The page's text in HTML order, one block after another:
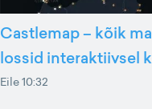
Castlemap – kõik
lossid interaktiivsel
Eile 10:32